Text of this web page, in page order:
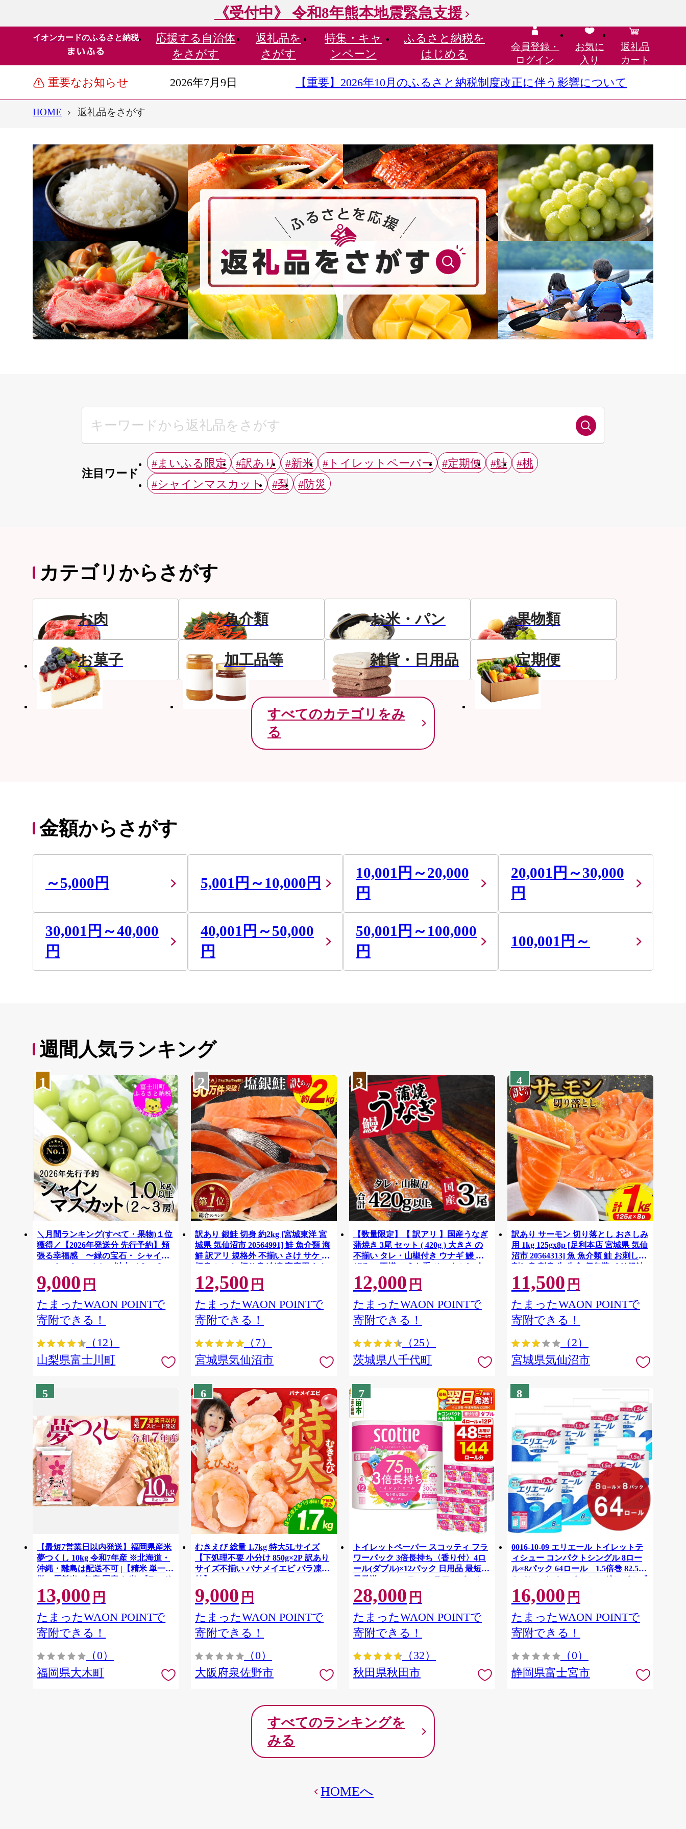
《受付中》 令和8年熊本地震緊急支援
イオンカードのふるさと納税 応援する 自治体
をさがす
返礼品を
さがす
特集・ キャ
ンペーン
ふるさと納税を
はじめる
会員登録・
ログイン
お気に
入り
返礼品
カート
重要なお知らせ 2026年7月9日 【重要】2026年10月のふるさと納税制度改正に伴う影響について
HOME 返礼品をさがす
注目ワード
#まいふる限定 #訳あり #新米 #トイレットペーパー #定期便 #鮭
#桃
#シャインマスカット
#梨 #防災
カテゴリからさがす
お肉 魚介類 お米・パン 果物類
お菓子 加工品等 雑貨・日用品 定期便
すべてのカテゴリをみ
る
金額からさがす
～5,000円 5,001円～10,000円
10,001円～20,000
円
20,001円～30,000
円
30,001円～40,000
円
40,001円～50,000
円
50,001円～100,000
円
100,001円～
週間人気ランキング
1
＼月間ランキング(すべて・果物)１位
獲得／【2026年発送分 先行予約】頬
張る幸福感 〜緑の宝石・ シャイン
マスカット 〜 １ｋｇ以上（２〜３
房） フルーツ 山梨県産 果物 くだも
の シャイン マスカット ぶどう ブド
ウ 葡萄 大粒 種なし 先行予約 富士川
町 10000円 一万円 9000円 九千円
9,000 円
たまったWAON POINTで
寄附できる！
（12）
山梨県富士川町
2
訳あり 銀鮭 切身 約2kg [宮城東洋 宮
城県 気仙沼市 20564991] 鮭 魚介類 海
鮮 訳アリ 規格外 不揃い さけ サケ 鮭
切身 シャケ 切り身 冷凍 家庭用 おか
ず 弁当 支援 サーモン 銀鮭切り身 魚
わけあり
12,500 円
たまったWAON POINTで
寄附できる！
（7）
宮城県気仙沼市
3
【数量限定】【 訳アリ 】国産うなぎ
蒲焼き 3尾 セット ( 420g ) 大きさ の
不揃い タレ・山椒付き ウナギ 鰻 ふ
ぞろい 不揃い うな重 ひつまぶし 人
気 茨城 八千代町 ふるさと納税 冷凍
[SF951ya]
12,000 円
たまったWAON POINTで
寄附できる！
（25）
茨城県八千代町
4
訳あり サーモン 切り落とし おさしみ
用 1kg 125gx8p [足利本店 宮城県 気仙
沼市 20564313] 魚 魚介類 鮭 お刺し身
刺し身 刺身 生 生食 個包装 チリ銀鮭
銀鮭 海鮮 海鮮丼 魚介
11,500 円
たまったWAON POINTで
寄附できる！
（2）
宮城県気仙沼市
5
【最短7営業日以内発送】福岡県産米
夢つくし 10kg 令和7年産 ※北海道・
沖縄・離島は配送不可 |【精米 単一米
単一原料米 7年産 国産 お米 ブランド
米 5kg × 2 ゆめつくし】CY009_01
13,000 円
たまったWAON POINTで
寄附できる！
（0）
福岡県大木町
6
むきえび 総量 1.7kg 特大5Lサイズ
【下処理不要 小分け 850g×2P 訳あり
サイズ不揃い バナメイエビ バラ凍
結】 G4142
9,000 円
たまったWAON POINTで
寄附できる！
（0）
大阪府泉佐野市
7
トイレットペーパー スコッティ フラ
ワーパック 3倍長持ち〈香り付〉4ロ
ール(ダブル)×12パック 日用品 最短翌
日発送 [スコッティ フラワーパック
トイレットペーパー 日本製紙クレシ
ア] 秋田県秋田市
28,000 円
たまったWAON POINTで
寄附できる！
（32）
秋田県秋田市
8
0016-10-09 エリエール トイレットテ
ィシュー コンパクトシングル 8ロー
ル×8パック 64ロール 1.5倍巻 82.5m
トイレットペーパー シングル パルプ
100％ 香りつき 日用品 消耗品 備蓄
16,000 円
たまったWAON POINTで
寄附できる！
（0）
静岡県富士宮市
すべてのランキングを
みる
HOMEへ